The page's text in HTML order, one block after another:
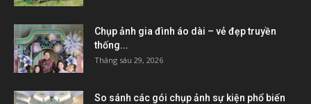
Chụp ảnh gia đình áo dài – vẻ đẹp truyền
thống...
Tháng sáu 29, 2026
So sánh các gói chụp ảnh sự kiện phổ biến